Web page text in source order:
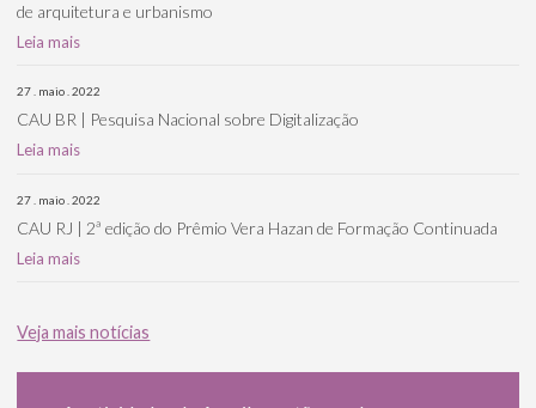
de arquitetura e urbanismo
Leia mais
27 . maio . 2022
CAU BR | Pesquisa Nacional sobre Digitalização
Leia mais
27 . maio . 2022
CAU RJ | 2ª edição do Prêmio Vera Hazan de Formação Continuada
Leia mais
Veja mais notícias